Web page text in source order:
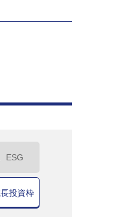
ESG
投資枠